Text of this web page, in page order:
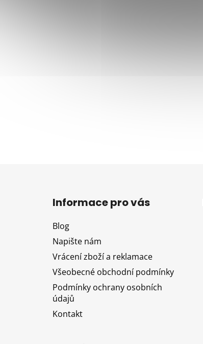
Informace pro vás
Blog
Napište nám
Vrácení zboží a reklamace
Všeobecné obchodní podmínky
Podmínky ochrany osobních
údajů
Kontakt